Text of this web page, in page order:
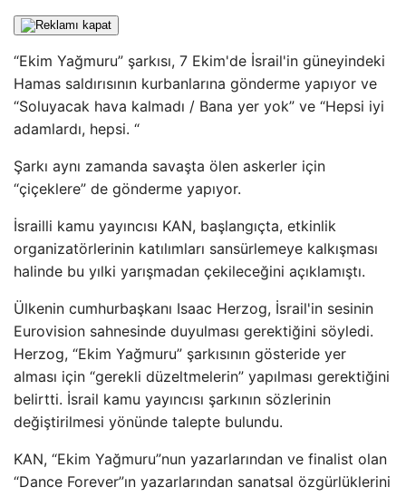
“Ekim Yağmuru” şarkısı, 7 Ekim'de İsrail'in güneyindeki
Hamas saldırısının kurbanlarına gönderme yapıyor ve
“Soluyacak hava kalmadı / Bana yer yok” ve “Hepsi iyi
adamlardı, hepsi. “
Şarkı aynı zamanda savaşta ölen askerler için
“çiçeklere” de gönderme yapıyor.
İsrailli kamu yayıncısı KAN, başlangıçta, etkinlik
organizatörlerinin katılımları sansürlemeye kalkışması
halinde bu yılki yarışmadan çekileceğini açıklamıştı.
Ülkenin cumhurbaşkanı Isaac Herzog, İsrail'in sesinin
Eurovision sahnesinde duyulması gerektiğini söyledi.
Herzog, “Ekim Yağmuru” şarkısının gösteride yer
alması için “gerekli düzeltmelerin” yapılması gerektiğini
belirtti. İsrail kamu yayıncısı şarkının sözlerinin
değiştirilmesi yönünde talepte bulundu.
KAN, “Ekim Yağmuru”nun yazarlarından ve finalist olan
“Dance Forever”ın yazarlarından sanatsal özgürlüklerini